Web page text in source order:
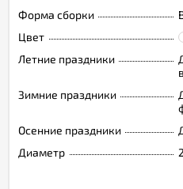
Форма сборки
Цвет
Летние праздники
Зимние праздники
Осенние праздники
Диаметр